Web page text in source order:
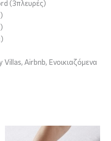
(3πλευρές)
Villas, Airbnb, Ενοικιαζόμενα